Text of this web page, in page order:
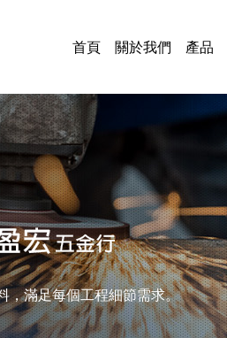
首頁 關於我們 產品
各式
，滿足每個工程細節需求。